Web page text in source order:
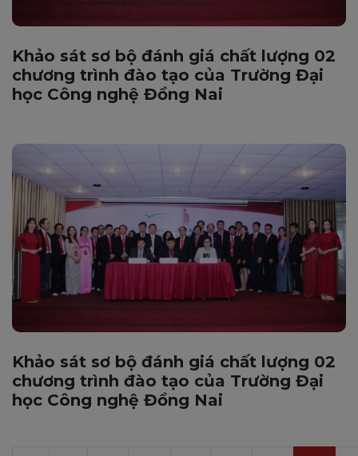
Khảo sát sơ bộ đánh giá chất lượng 02
chương trình đào tạo của Trường Đại
học Công nghệ Đồng Nai
Khảo sát sơ bộ đánh giá chất lượng 02
chương trình đào tạo của Trường Đại
học Công nghệ Đồng Nai